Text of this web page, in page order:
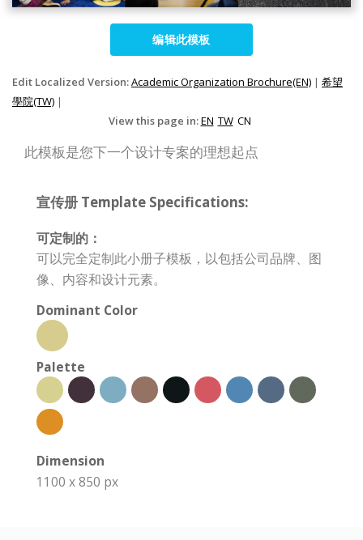
编辑此模板
Edit Localized Version:Academic Organization Brochure(EN) | 希望
學院(TW) |
View this page in:EN TW CN
此模板是您下一个设计专案的理想起点
宣传册 Template Specifications:
可定制的：
可以完全定制此小册子模板，以包括公司品牌、图
像、内容和设计元素。
Dominant Color
Palette
Dimension
1100 x 850 px